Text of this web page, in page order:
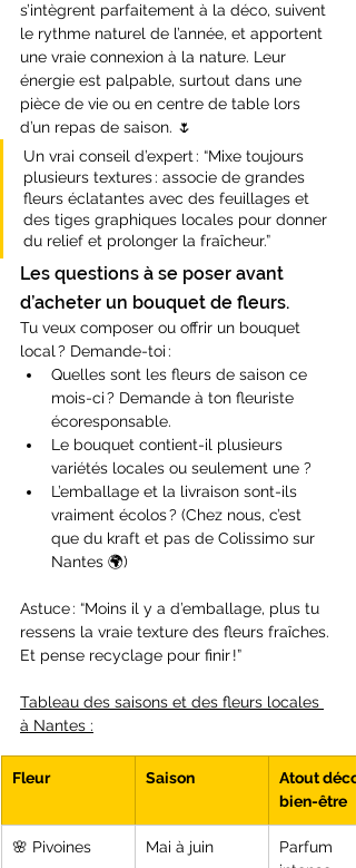
s’intègrent parfaitement à la déco, suivent
le rythme naturel de l’année, et apportent
une vraie connexion à la nature. Leur
énergie est palpable, surtout dans une
pièce de vie ou en centre de table lors
d’un repas de saison. 🌷
Un vrai conseil d’expert : “Mixe toujours
plusieurs textures : associe de grandes
fleurs éclatantes avec des feuillages et
des tiges graphiques locales pour donner
du relief et prolonger la fraîcheur.”
Les questions à se poser avant
d’acheter un bouquet de fleurs.
Tu veux composer ou offrir un bouquet
local ? Demande-toi :
Quelles sont les fleurs de saison ce
mois-ci ? Demande à ton fleuriste
écoresponsable.
Le bouquet contient-il plusieurs
variétés locales ou seulement une ?
L’emballage et la livraison sont-ils
vraiment écolos ? (Chez nous, c’est
que du kraft et pas de Colissimo sur
Nantes 🌍)
Astuce : “Moins il y a d’emballage, plus tu
ressens la vraie texture des fleurs fraîches.
Et pense recyclage pour finir !”
Tableau des saisons et des fleurs locales
à Nantes :
Fleur Saison
Atout
bien-être
🌸 Pivoines Mai à juin
Parfum